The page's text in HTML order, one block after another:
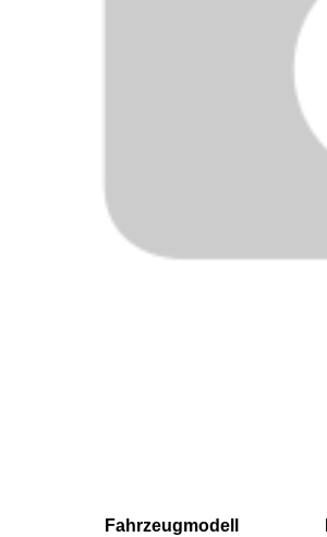
Fahrzeugmodell